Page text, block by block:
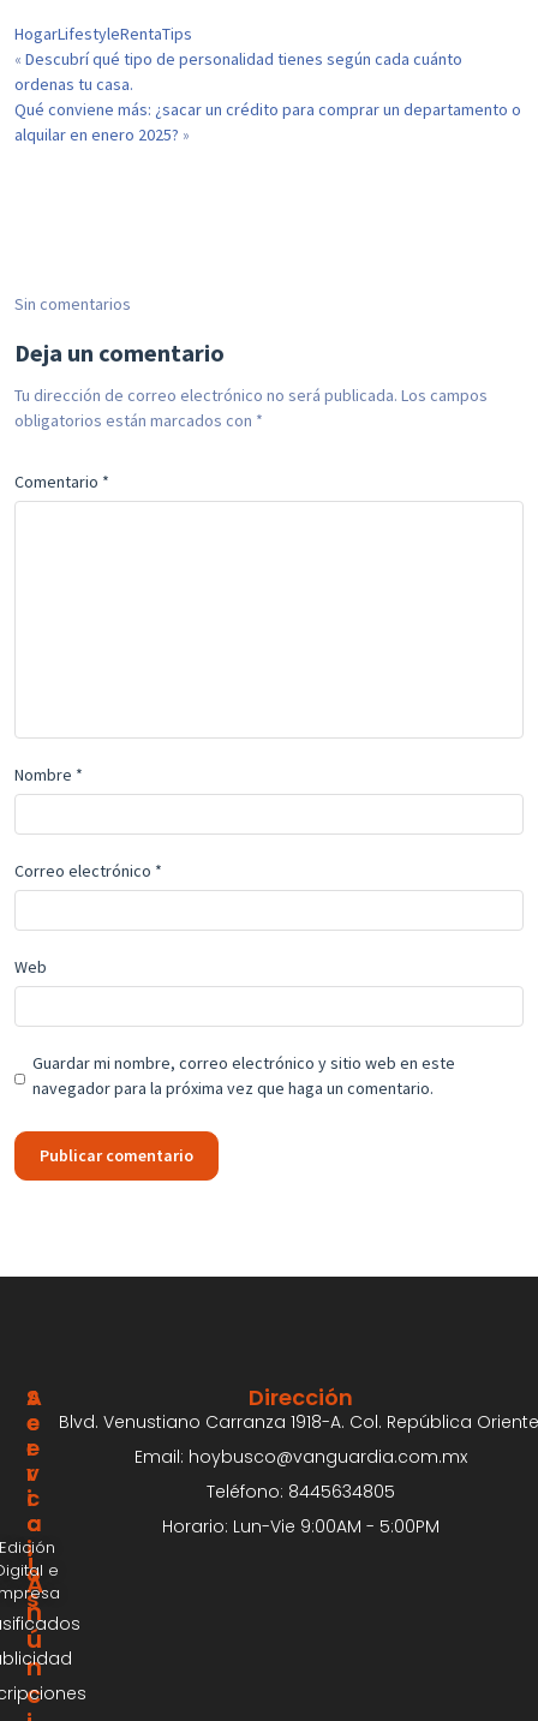
HogarLifestyleRentaTips
« Descubrí qué tipo de personalidad tienes según cada cuánto
ordenas tu casa.
Qué conviene más: ¿sacar un crédito para comprar un departamento o
alquilar en enero 2025? »
Sin comentarios
Deja un comentario
Tu dirección de correo electrónico no será publicada. Los campos
obligatorios están marcados con *
Comentario *
Nombre *
Correo electrónico *
Web
Guardar mi nombre, correo electrónico y sitio web en este
navegador para la próxima vez que haga un comentario.
¡
A
n
ú
n
c
S
E
R
V
I
C
I
O
S
A
C
E
R
C
A
e
Dirección
Blvd. Venustiano Carranza 1918-A. Col. República
Email: hoybusco@vanguardia.com.mx
Teléfono: 8445634805
Horario: Lun-Vie 9:00AM - 5:00PM